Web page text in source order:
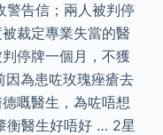
警告信；兩人被判停
裁定專業失當的醫
停牌一個月，不獲
為患咗玫瑰痤瘡去
嘅醫生，為咗唔想
衡醫生好唔好 … 2星